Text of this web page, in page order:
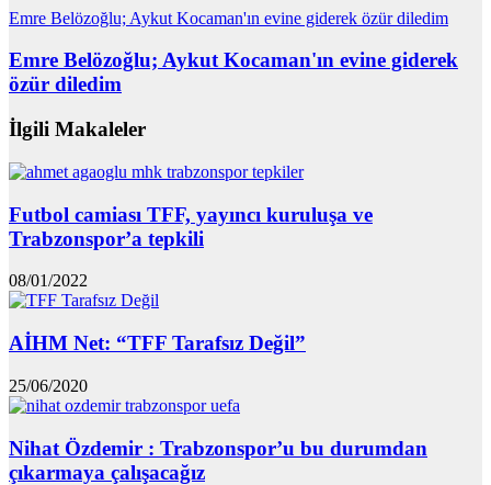
Emre Belözoğlu; Aykut Kocaman'ın evine giderek özür diledim
Emre Belözoğlu; Aykut Kocaman'ın evine giderek
özür diledim
İlgili Makaleler
Futbol camiası TFF, yayıncı kuruluşa ve
Trabzonspor’a tepkili
08/01/2022
AİHM Net: “TFF Tarafsız Değil”
25/06/2020
Nihat Özdemir : Trabzonspor’u bu durumdan
çıkarmaya çalışacağız